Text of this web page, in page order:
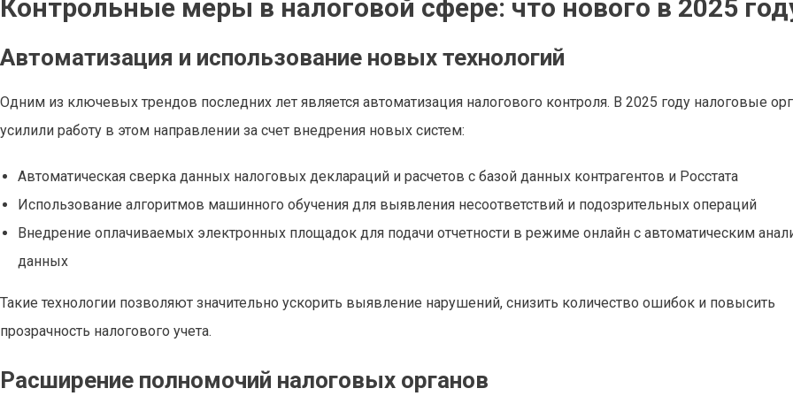
Контрольные меры в налоговой сфере: что нового в 2025
Автоматизация и использование новых технологий
Одним из ключевых трендов последних лет является автоматизация налогового контроля. В 2025 году налоговые
усилили работу в этом направлении за счет внедрения новых систем:
Автоматическая сверка данных налоговых деклараций и расчетов с базой данных контрагентов и Росстата
Использование алгоритмов машинного обучения для выявления несоответствий и подозрительных операций
Внедрение оплачиваемых электронных площадок для подачи отчетности в режиме онлайн с автоматическим
данных
Такие технологии позволяют значительно ускорить выявление нарушений, снизить количество ошибок и повысить
прозрачность налогового учета.
Расширение полномочий налоговых органов